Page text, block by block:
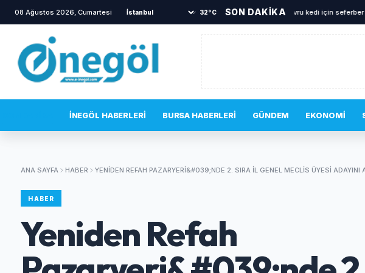
08 Ağustos 2026, Cumartesi 32°C SON DAKİKA
İnegöl’de alevler yükseldi! • Yavru kedi için seferber
İNEGÖL HABERLERI BURSA HABERLERI GÜNDEM EKONOMI
ANA SAYFA HABER YENIDEN REFAH PAZARYERI&#039;NDE 2. SIRA IL GENEL MECLIS ÜYESI ADAYINI
HABER
Yeniden Refah